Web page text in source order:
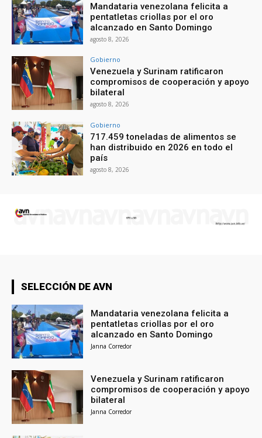
Mandataria venezolana felicita a
pentatletas criollas por el oro
alcanzado en Santo Domingo
agosto 8, 2026
Gobierno
Venezuela y Surinam ratificaron
compromisos de cooperación y apoyo
bilateral
agosto 8, 2026
Gobierno
717.459 toneladas de alimentos se
han distribuido en 2026 en todo el
país
agosto 8, 2026
SELECCIÓN DE AVN
Mandataria venezolana felicita a
pentatletas criollas por el oro
alcanzado en Santo Domingo
Janna Corredor
Venezuela y Surinam ratificaron
compromisos de cooperación y apoyo
bilateral
Janna Corredor